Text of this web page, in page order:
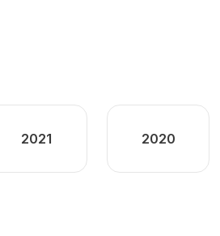
2021 2020